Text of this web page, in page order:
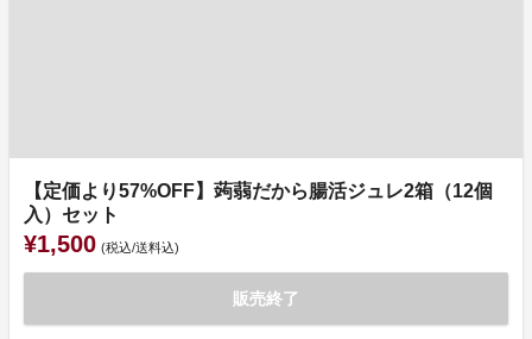
【定価より57%OFF】蒟蒻だから腸活ジュレ2箱（12個
入）セット
¥1,500 (税込/送料込)
販売終了